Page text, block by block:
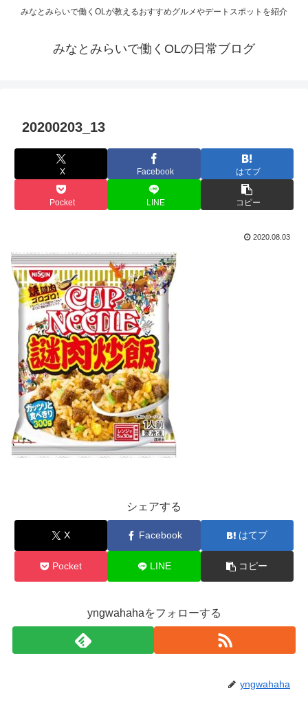
みなとみらいで働くOLが教えるおすすめグルメやデートスポットを紹介
みなとみらいで働くOLの日常ブログ
20200203_13
X Facebook はてブ
Pocket LINE コピー
2020.08.03
シェアする
X Facebook はてブ
Pocket LINE コピー
yngwahahaをフォローする
yngwahaha